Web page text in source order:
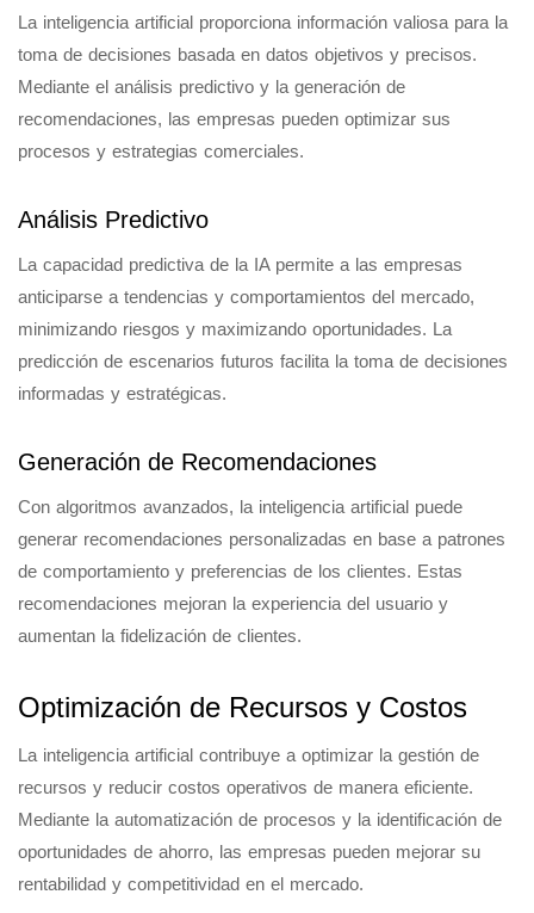
La inteligencia artificial proporciona información valiosa para la
toma de decisiones basada en datos objetivos y precisos.
Mediante el análisis predictivo y la generación de
recomendaciones, las empresas pueden optimizar sus
procesos y estrategias comerciales.
Análisis Predictivo
La capacidad predictiva de la IA permite a las empresas
anticiparse a tendencias y comportamientos del mercado,
minimizando riesgos y maximizando oportunidades. La
predicción de escenarios futuros facilita la toma de decisiones
informadas y estratégicas.
Generación de Recomendaciones
Con algoritmos avanzados, la inteligencia artificial puede
generar recomendaciones personalizadas en base a patrones
de comportamiento y preferencias de los clientes. Estas
recomendaciones mejoran la experiencia del usuario y
aumentan la fidelización de clientes.
Optimización de Recursos y Costos
La inteligencia artificial contribuye a optimizar la gestión de
recursos y reducir costos operativos de manera eficiente.
Mediante la automatización de procesos y la identificación de
oportunidades de ahorro, las empresas pueden mejorar su
rentabilidad y competitividad en el mercado.